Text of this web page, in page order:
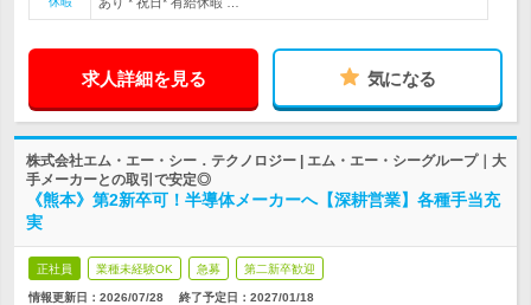
求人詳細を見る 気になる
株式会社エム・エー・シー．テクノロジー | エム・エー・シーグループ｜大
手メーカーとの取引で安定◎
《熊本》第2新卒可！半導体メーカーへ【深耕営業】各種手当充
実
正社員 業種未経験OK 急募 第二新卒歓迎
情報更新日：2026/07/28 終了予定日： 2027/01/18